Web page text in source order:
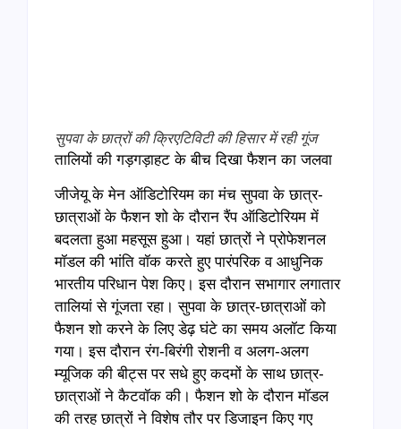
सुपवा के छात्रों की क्रिएटिविटी की हिसार में रही गूंज
तालियों की गड़गड़ाहट के बीच दिखा फैशन का जलवा
जीजेयू के मेन ऑडिटोरियम का मंच सुपवा के छात्र-
छात्राओं के फैशन शो के दौरान रैंप ऑडिटोरियम में
बदलता हुआ महसूस हुआ। यहां छात्रों ने प्रोफेशनल
मॉडल की भांति वॉक करते हुए पारंपरिक व आधुनिक
भारतीय परिधान पेश किए। इस दौरान सभागार लगातार
तालियां से गूंजता रहा। सुपवा के छात्र-छात्राओं को
फैशन शो करने के लिए डेढ़ घंटे का समय अलॉट किया
गया। इस दौरान रंग-बिरंगी रोशनी व अलग-अलग
म्यूजिक की बीट्स पर सधे हुए कदमों के साथ छात्र-
छात्राओं ने कैटवॉक की। फैशन शो के दौरान मॉडल
की तरह छात्रों ने विशेष तौर पर डिजाइन किए गए